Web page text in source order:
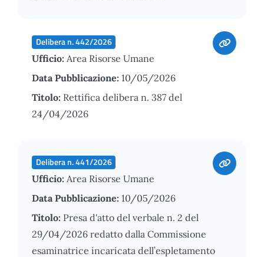
Delibera n. 442/2026
Ufficio: Area Risorse Umane
Data Pubblicazione: 10/05/2026
Titolo: Rettifica delibera n. 387 del
24/04/2026
Delibera n. 441/2026
Ufficio: Area Risorse Umane
Data Pubblicazione: 10/05/2026
Titolo: Presa d'atto del verbale n. 2 del
29/04/2026 redatto dalla Commissione
esaminatrice incaricata dell’espletamento